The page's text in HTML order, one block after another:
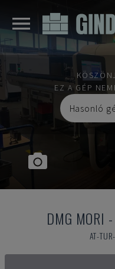
EZ A GÉP
Hasonló
DMG MORI -
AT-